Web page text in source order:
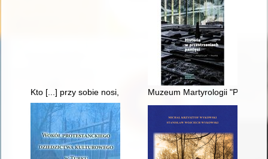
Kto [...] przy sobie nosi, żaden powietrzem nie umrze" :
Muzeum Martyrologii "Pod